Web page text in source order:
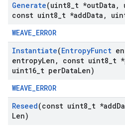
Generate(uint8 t *outData ,
const uint8 t *addData ,
WEAVE_ERROR
Instantiate(EntropyFunct
entropyLen , const uint8 t
uint16 t perDataLen)
WEAVE_ERROR
Reseed(const uint8 t *add
Len)